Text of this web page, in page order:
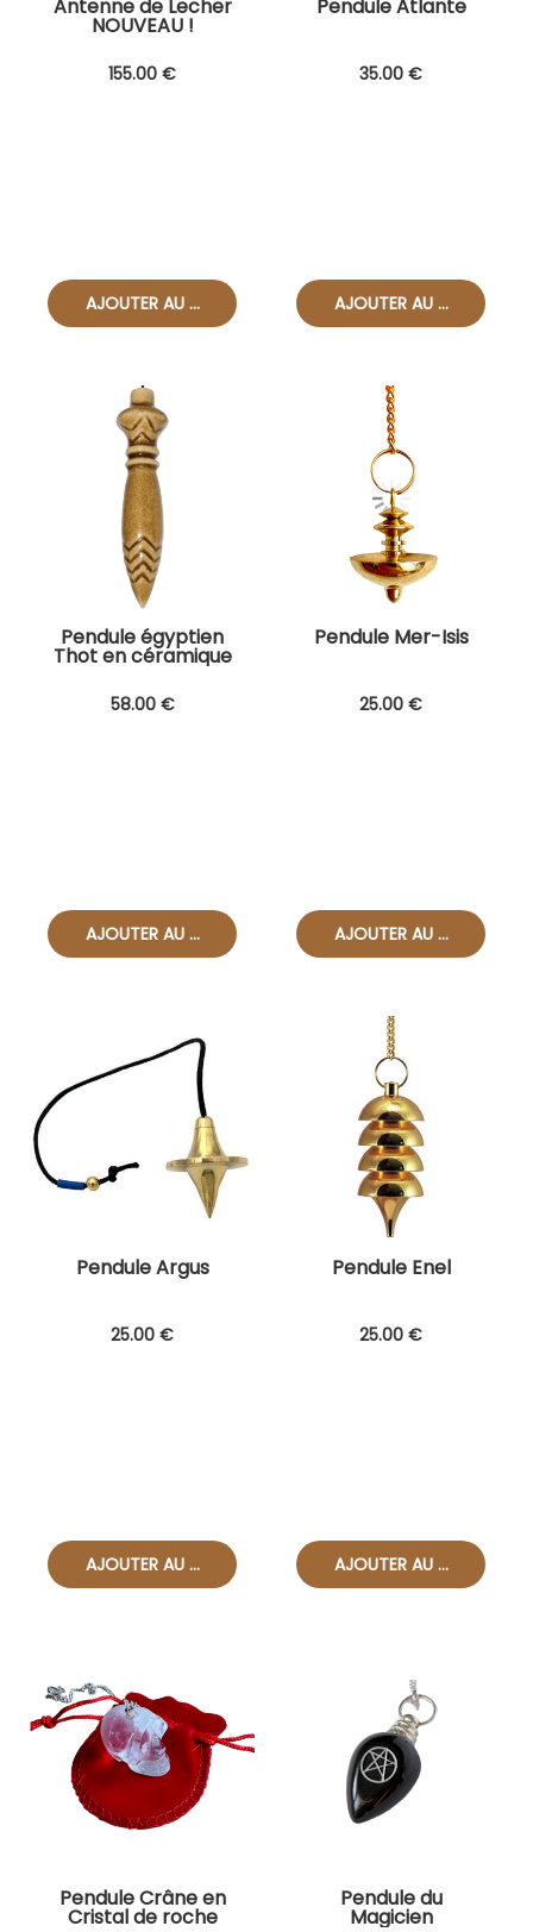
Antenne de Lecher
NOUVEAU !
155.00 €
Pendule Atlante
35.00 €
Pendule égyptien
Thot en céramique
58.00 €
Pendule Mer-Isis
25.00 €
Pendule Argus
25.00 €
Pendule Enel
25.00 €
Pendule Crâne en
Cristal de roche
Pendule du
Magicien